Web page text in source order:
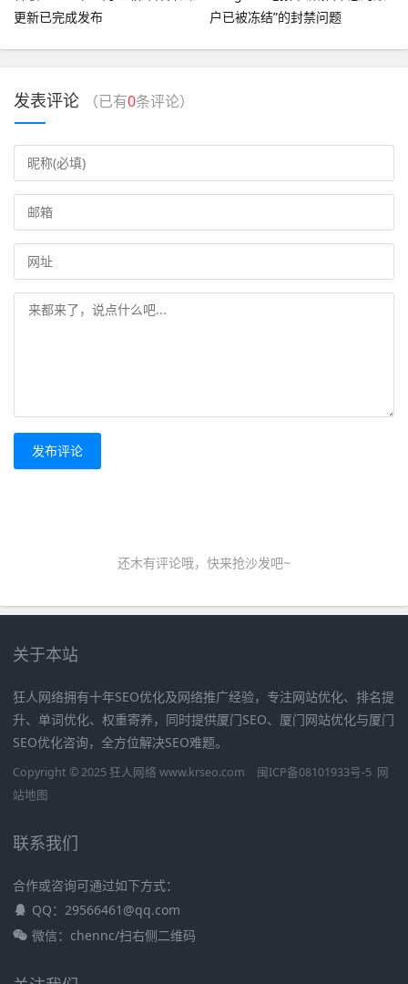
更新已完成发布
户已被冻结”的封禁问题
发表评论 （已有0条评论）
发布评论
还木有评论哦，快来抢沙发吧~
关于本站
狂人网络拥有十年SEO优化及网络推广经验，专注网站优化、排名提
升、单词优化、权重寄养，同时提供厦门SEO、厦门网站优化与厦门
SEO优化咨询，全方位解决SEO难题。
Copyright © 2025 狂人网络 www.krseo.com 闽ICP备08101933号-5 网
站地图
联系我们
合作或咨询可通过如下方式：
QQ：29566461@qq.com
微信：chennc/扫右侧二维码